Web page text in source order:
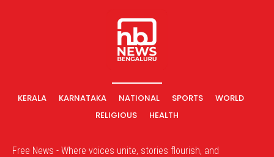
KERALA KARNATAKA NATIONAL SPORTS
WORLD
RELIGIOUS
HEALTH
Free News - Where voices unite, stories flourish, and